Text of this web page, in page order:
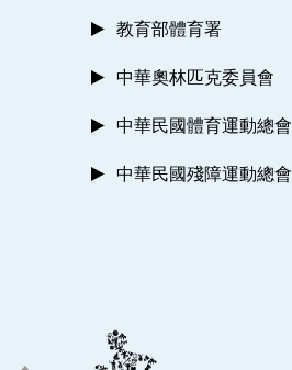
教育部體育署
中華奧林匹克委員會
中華民國體育運動總會
中華民國殘障運動總會